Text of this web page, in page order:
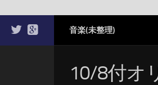
音楽(未整理)
10/8付オ